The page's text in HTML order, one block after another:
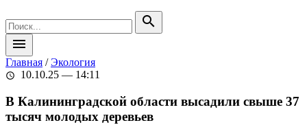
search
menu
Главная /Экология
schedule 10.10.25 — 14:11
В Калининградской области высадили свыше 37
тысяч молодых деревьев